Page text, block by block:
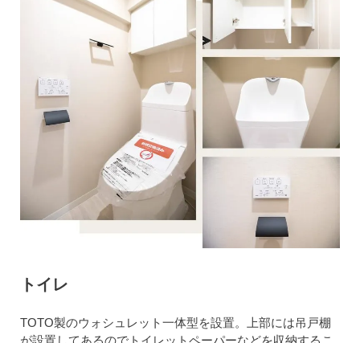
トイレ
TOTO製のウォシュレット一体型を設置。上部には吊戸棚
が設置してあるのでトイレットペーパーなどを収納するこ